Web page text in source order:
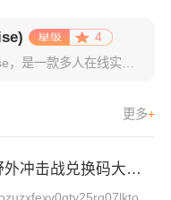
4
更多+
野外冲击战兑换码2025 野外冲击战兑换码大全(真实有效)